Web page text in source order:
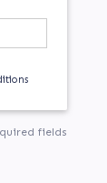
fields